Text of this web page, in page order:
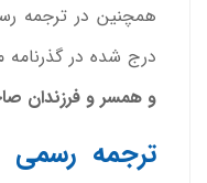
همچنین در ترجمه
درج شده در گذرنامه
و همسر و فرزندان
ترجمه رسمی